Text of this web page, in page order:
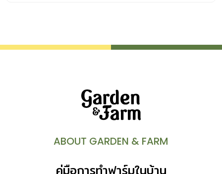
ABOUT GARDEN & FARM
คู่มือการทำฟาร์มในบ้าน